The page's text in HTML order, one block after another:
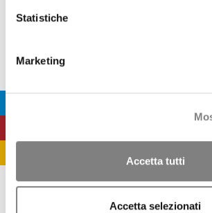
Statistiche
Marketing
Accetta tutti
Accetta selezionati
PROCEDURA IN MATERIA DI
Tel. +39 02 802801